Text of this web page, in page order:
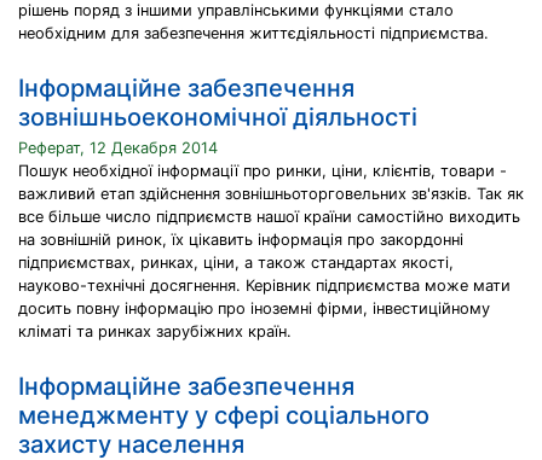
рішень поряд з іншими управлінськими функціями стало
необхідним для забезпечення життєдіяльності підприємства.
Інформаційне забезпечення
зовнішньоекономічної діяльності
Реферат, 12 Декабря 2014
Пошук необхідної інформації про ринки, ціни, клієнтів, товари -
важливий етап здійснення зовнішньоторговельних зв'язків. Так як
все більше число підприємств нашої країни самостійно виходить
на зовнішній ринок, їх цікавить інформація про закордонні
підприємствах, ринках, ціни, а також стандартах якості,
науково-технічні досягнення. Керівник підприємства може мати
досить повну інформацію про іноземні фірми, інвестиційному
кліматі та ринках зарубіжних країн.
Інформаційне забезпечення
менеджменту у сфері соціального
захисту населення